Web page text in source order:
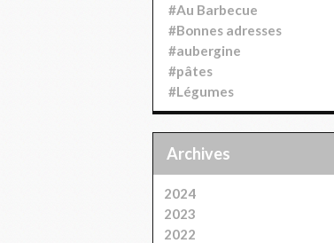
#Au Barbecue
#Bonnes adresses
#aubergine
#pâtes
#Légumes
Archives
2024
2023
2022